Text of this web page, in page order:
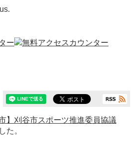
市】刈谷市スポーツ推進委員協議
た。